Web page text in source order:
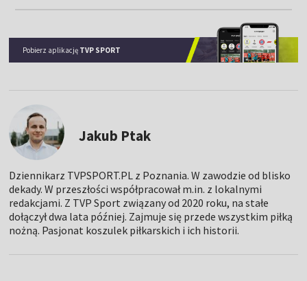
Pobierz aplikację TVP SPORT
Jakub Ptak
Dziennikarz TVPSPORT.PL z Poznania. W zawodzie od blisko
dekady. W przeszłości współpracował m.in. z lokalnymi
redakcjami. Z TVP Sport związany od 2020 roku, na stałe
dołączył dwa lata później. Zajmuje się przede wszystkim piłką
nożną. Pasjonat koszulek piłkarskich i ich historii.